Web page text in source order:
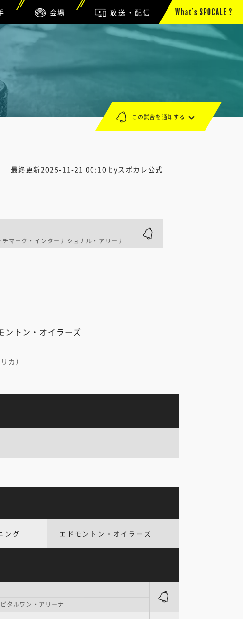
会場 放送・配信 What’s SPOCALE ?
最終更新2025-11-21 00:10 byスポカレ公式
チマーク・インターナショナル・アリーナ
ントン・オイラーズ
カ）
この試合を通知する
ング エドモントン・オイラーズ
タルワン・アリーナ